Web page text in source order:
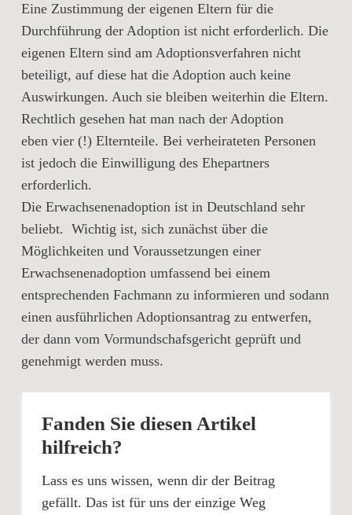
Eine Zustimmung der eigenen Eltern für die
Durchführung der Adoption ist nicht erforderlich. Die
eigenen Eltern sind am Adoptionsverfahren nicht
beteiligt, auf diese hat die Adoption auch keine
Auswirkungen. Auch sie bleiben weiterhin die Eltern.
Rechtlich gesehen hat man nach der Adoption
eben vier (!) Elternteile. Bei verheirateten Personen
ist jedoch die Einwilligung des Ehepartners
erforderlich.
Die Erwachsenenadoption ist in Deutschland sehr
beliebt. Wichtig ist, sich zunächst über die
Möglichkeiten und Voraussetzungen einer
Erwachsenenadoption umfassend bei einem
entsprechenden Fachmann zu informieren und sodann
einen ausführlichen Adoptionsantrag zu entwerfen,
der dann vom Vormundschafsgericht geprüft und
genehmigt werden muss.
Fanden Sie diesen Artikel
hilfreich?
Lass es uns wissen, wenn dir der Beitrag
gefällt. Das ist für uns der einzige Weg